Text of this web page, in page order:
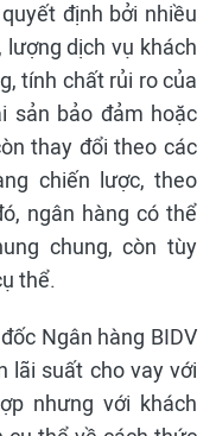
định bởi nhiều
dịch vụ khách
tính chất rủi ro của
sản bảo đảm hoặc
thay đổi theo các
chiến lược, theo
ngân hàng có thể
chung, còn tùy
thể.
Ngân hàng BIDV
lãi suất cho vay với
nhưng với khách